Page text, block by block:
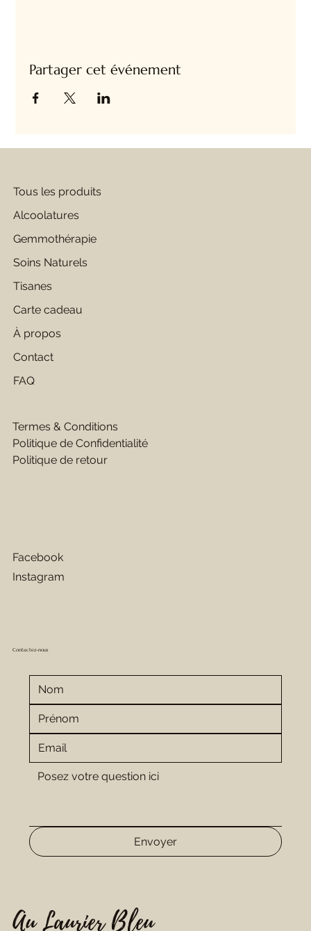
Partager cet événement
Tous les produits
Alcoolatures
Gemmothérapie
Soins Naturels
Tisanes
Carte cadeau
À propos
Contact
FAQ
Termes & Conditions
Politique de Confidentialité
Politique de retour
Facebook
Instagram
Contactez-nous
Envoyer
Au Laurier Bleu